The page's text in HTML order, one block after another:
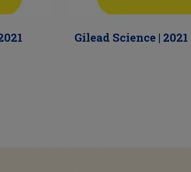
Gilead Science | 2021